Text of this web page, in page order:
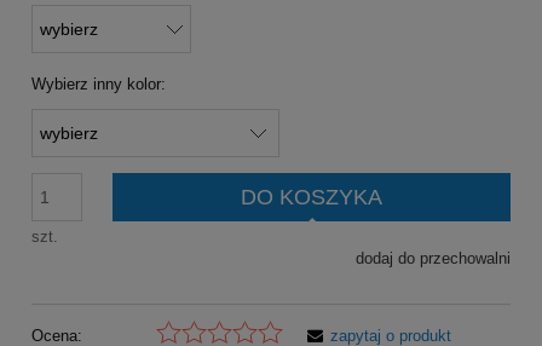
Wybierz inny kolor:
szt.
DO KOSZYKA
dodaj do przechowalni
Ocena:
zapytaj o produkt